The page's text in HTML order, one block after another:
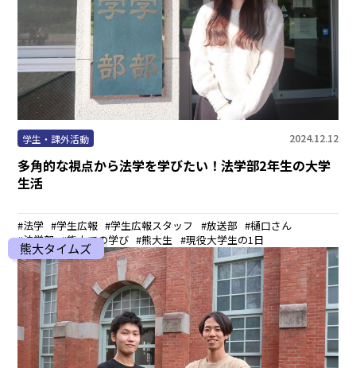
学生・課外活動 2024.12.12
多角的な視点から法学を学びたい！法学部2年生の大学
生活
法学 学生広報 学生広報スタッフ 放送部
樋口さん
法学部
熊大での学び 熊大生 現役大学生の1日
熊大タイムズ